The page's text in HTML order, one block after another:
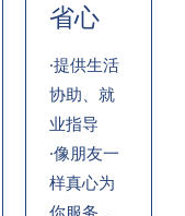
省心
·提供生活
协助、就
业指导
·像朋友一
样真心为